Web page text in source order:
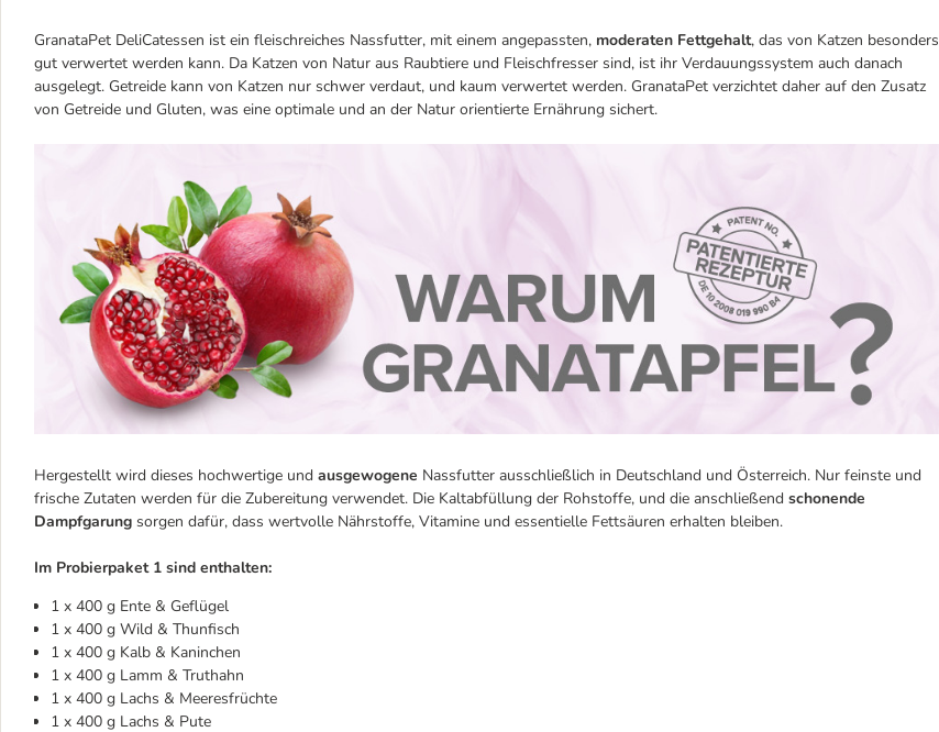
GranataPet DeliCatessen ist ein fleischreiches Nassfutter, mit einem angepassten, moderaten Fettgehalt, das von Katzen besonders
gut verwertet werden kann. Da Katzen von Natur aus Raubtiere und Fleischfresser sind, ist ihr Verdauungssystem auch danach
ausgelegt. Getreide kann von Katzen nur schwer verdaut, und kaum verwertet werden. GranataPet verzichtet daher auf den Zusatz
von Getreide und Gluten, was eine optimale und an der Natur orientierte Ernährung sichert.
Hergestellt wird dieses hochwertige und ausgewogene Nassfutter ausschließlich in Deutschland und Österreich. Nur feinste und
frische Zutaten werden für die Zubereitung verwendet. Die Kaltabfüllung der Rohstoffe, und die anschließend schonende
Dampfgarung sorgen dafür, dass wertvolle Nährstoffe, Vitamine und essentielle Fettsäuren erhalten bleiben.
Im Probierpaket 1 sind enthalten:
1 x 400 g Ente & Geflügel
1 x 400 g Wild & Thunfisch
1 x 400 g Kalb & Kaninchen
1 x 400 g Lamm & Truthahn
1 x 400 g Lachs & Meeresfrüchte
1 x 400 g Lachs & Pute